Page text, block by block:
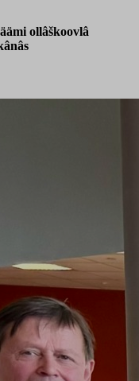
ollâškoovlâ